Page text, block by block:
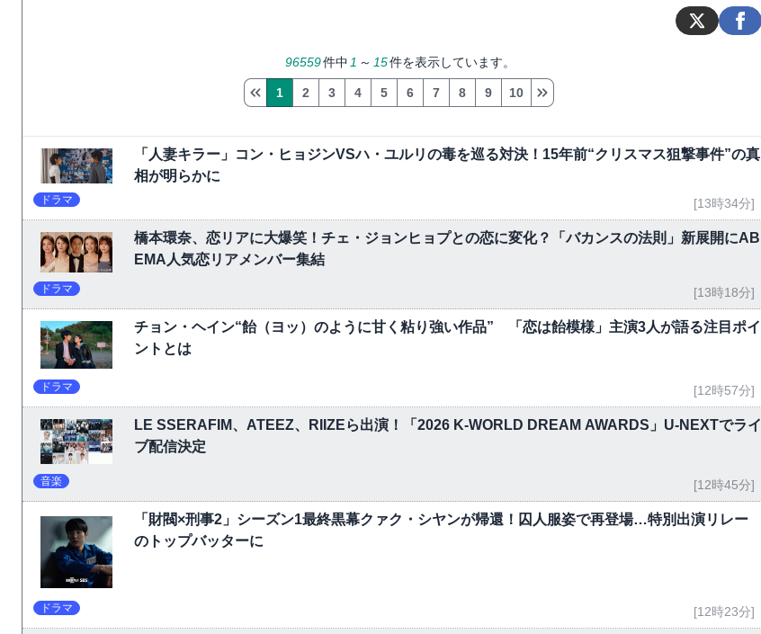
96559件中 1 ～ 15件を表示しています。
1 2 3 4 5 6 7 8 9 10
「人妻キラー」コン・ヒョジンVSハ・ユルリの毒を巡る対決！15年前“クリスマス狙撃事件”の真
相が明らかに
ドラマ [13時34分]
橋本環奈、恋リアに大爆笑！チェ・ジョンヒョプとの恋に変化？「バカンスの法則」新展開にAB
EMA人気恋リアメンバー集結
ドラマ [13時18分]
チョン・ヘイン“飴（ヨッ）のように甘く粘り強い作品” 「恋は飴模様」主演3人が語る注目ポイ
ントとは
ドラマ [12時57分]
LE SSERAFIM、ATEEZ、RIIZEら出演！「2026 K-WORLD DREAM AWARDS」U-NEXTでライ
ブ配信決定
音楽 [12時45分]
「財閥×刑事2」シーズン1最終黒幕クァク・シヤンが帰還！囚人服姿で再登場…特別出演リレー
のトップバッターに
ドラマ [12時23分]